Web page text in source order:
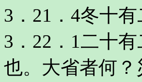
3．21．4冬十
3．22．1二十
也。大省者何